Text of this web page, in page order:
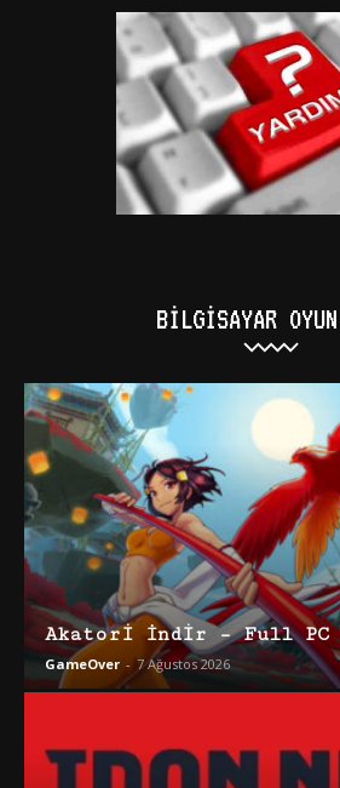
BILGISAYAR
Akatori İndir – Full PC
GameOver - 7 Ağustos 2026